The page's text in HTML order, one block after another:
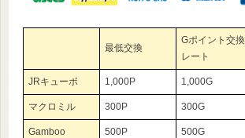
最低交換
Gポイント交換
レート
JRキューポ 1,000P 1,000G
マクロミル 300P 300G
Gamboo 500P 500G